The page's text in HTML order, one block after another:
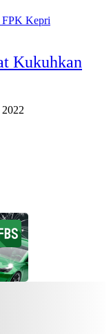
Kukuhkan